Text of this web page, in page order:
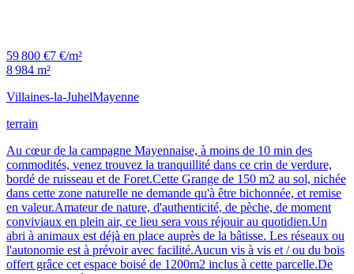
59 800 €7 €/m²
8 984 m²
Villaines-la-JuhelMayenne
terrain
Au cœur de la campagne Mayennaise, à moins de 10 min des
commodités, venez trouvez la tranquillité dans ce crin de verdure,
bordé de ruisseau et de Foret.Cette Grange de 150 m2 au sol, nichée
dans cette zone naturelle ne demande qu'à être bichonnée, et remise
en valeur.Amateur de nature, d'authenticité, de pèche, de moment
conviviaux en plein air, ce lieu sera vous réjouir au quotidien.Un
abri à animaux est déjà en place auprès de la bâtisse. Les réseaux ou
l'autonomie est à prévoir avec facilité.Aucun vis à vis et / ou du bois
offert grâce cet espace boisé de 1200m2 inclus à cette parcelle.De